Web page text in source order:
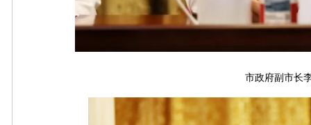
市政府副市长